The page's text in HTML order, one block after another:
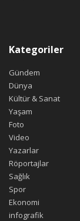
Kategoriler
Gündem
Dünya
Kültür & Sanat
Yaşam
Foto
Video
Yazarlar
Röportajlar
Sağlık
Spor
Ekonomi
infografik